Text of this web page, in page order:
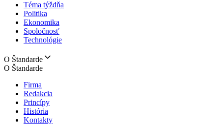
Téma týždňa
Politika
Ekonomika
Spoločnosť
Technológie
O Štandarde
O Štandarde
Firma
Redakcia
Princípy
História
Kontakty